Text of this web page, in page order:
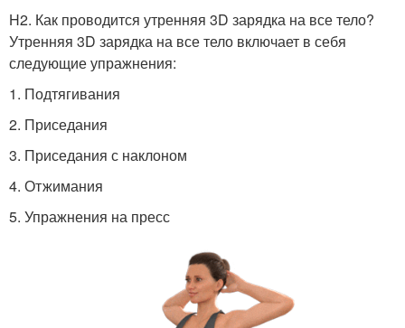
H2. Как проводится утренняя 3D зарядка на все тело?
Утренняя 3D зарядка на все тело включает в себя
следующие упражнения:
1. Подтягивания
2. Приседания
3. Приседания с наклоном
4. Отжимания
5. Упражнения на пресс